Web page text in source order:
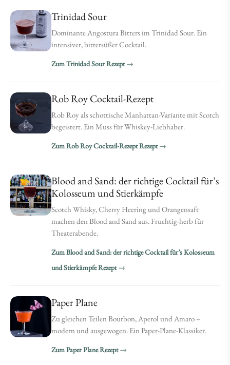
Trinidad Sour
Dominante Angostura Bitters im Trinidad Sour. Ein
intensiver, bittersüßer Cocktail.
Zum Trinidad Sour Rezept
Rob Roy Cocktail-Rezept
Rob Roy als schottische Manhattan-Variante mit Scotch
begeistert. Ein Muss für Whiskey-Liebhaber.
Zum Rob Roy Cocktail-Rezept Rezept
Blood and Sand: der richtige Cocktail für’s
Kolosseum und Stierkämpfe
Scotch Whisky, Cherry Heering und Orangensaft
machen den Blood and Sand aus. Fruchtig-herb für
Theaterabende.
Zum Blood and Sand: der richtige Cocktail für’s Kolosseum
und Stierkämpfe Rezept
Paper Plane
Zu gleichen Teilen Bourbon, Aperol und Amaro –
modern und ausgewogen. Ein Paper-Plane-Klassiker.
Zum Paper Plane Rezept